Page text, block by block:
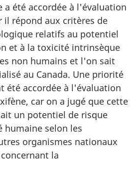
a été accordée à l'évaluation
il répond aux critères de
relatifs au potentiel
et à la toxicité intrinsèque
non humains et l'on sait
au Canada. Une priorité
été accordée à l'évaluation
car on a jugé que cette
un potentiel de risque
humaine selon les
organismes nationaux
la